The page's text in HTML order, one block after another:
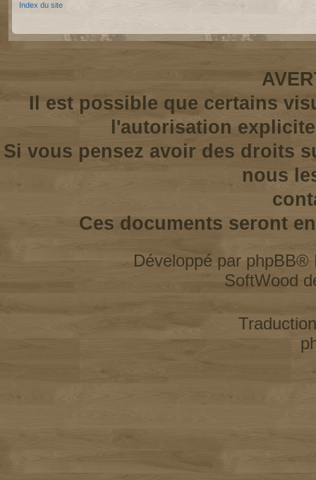
Index du site
Il est possible que certains
l'autorisation
Si vous pensez avoir des droits
nous
Ces documents seront
Développé par phpBB®
SoftWood